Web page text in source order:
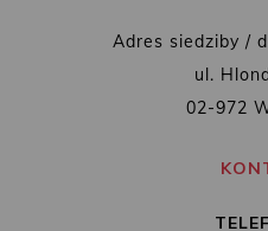
Adres siedziby /
ul.
02-972